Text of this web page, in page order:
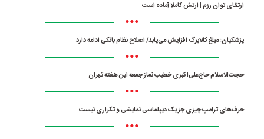
ارتقای توان رزم | ارتش کاملا آماده است
•••
پزشکیان: مبلغ کالابرگ افزایش می‌یابد/ اصلاح نظام بانکی ادامه دارد
•••
حجت‌الاسلام حاج‌علی‌اکبری خطیب نماز جمعه این هفته تهران
•••
حرف‌های ترامپ چیزی جز یک دیپلماسی نمایشی و تکراری نیست
•••